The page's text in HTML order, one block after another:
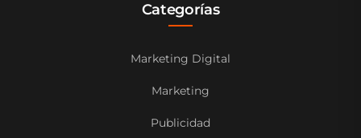
Categorías
Marketing Digital
Marketing
Publicidad